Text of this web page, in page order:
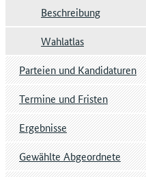
Beschreibung
Wahlatlas
Parteien und Kandidaturen
Termine und Fristen
Ergebnisse
Gewählte Abgeordnete